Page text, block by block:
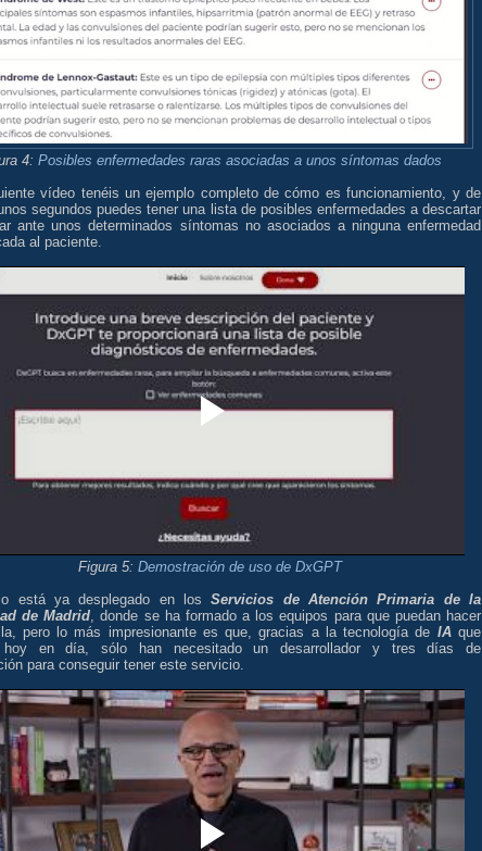
4: Posibles enfermedades raras asociadas a unos síntomas dados
vídeo tenéis un ejemplo completo de cómo es funcionamiento, y de
segundos puedes tener una lista de posibles enfermedades a descartar
ante unos determinados síntomas no asociados a ninguna enfermedad
al paciente.
Figura 5: Demostración de uso de DxGPT
está ya desplegado en losServicios de Atención Primaria de la
de Madrid, donde se ha formado a los equipos para que puedan hacer
pero lo más impresionante es que, gracias a la tecnología de IAque
hoy en día, sólo han necesitado un desarrollador y tres días de
para conseguir tener este servicio.